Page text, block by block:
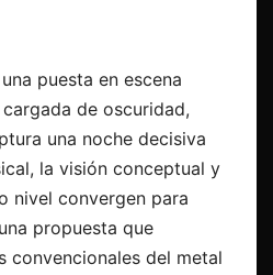
puesta en escena
de oscuridad,
una noche decisiva
la visión conceptual y
nivel convergen para
propuesta que
convencionales del metal